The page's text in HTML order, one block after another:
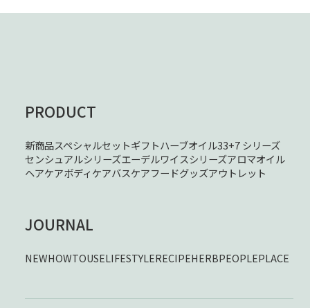
PRODUCT
新商品スペシャルセットギフトハーブオイル33+7 シリーズ
センシュアルシリーズエーデルワイスシリーズアロマオイル
ヘアケアボディケアバスケアフードグッズアウトレット
JOURNAL
NEWHOWTOUSELIFESTYLERECIPEHERBPEOPLEPLACE